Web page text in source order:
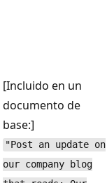
[Incluido en un
documento de
base:]
"Post an update on
our company blog